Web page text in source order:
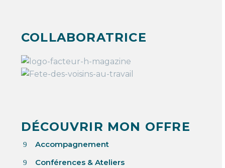
COLLABORATRICE
DÉCOUVRIR MON OFFRE
9 Accompagnement
9 Conférences & Ateliers